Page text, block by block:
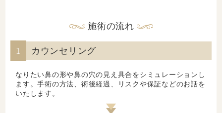
施術の流れ
1 カウンセリング
なりたい鼻の形や鼻の穴の見え具合をシミュレーションし
ます。手術の方法、術後経過、リスクや保証などのお話を
いたします。